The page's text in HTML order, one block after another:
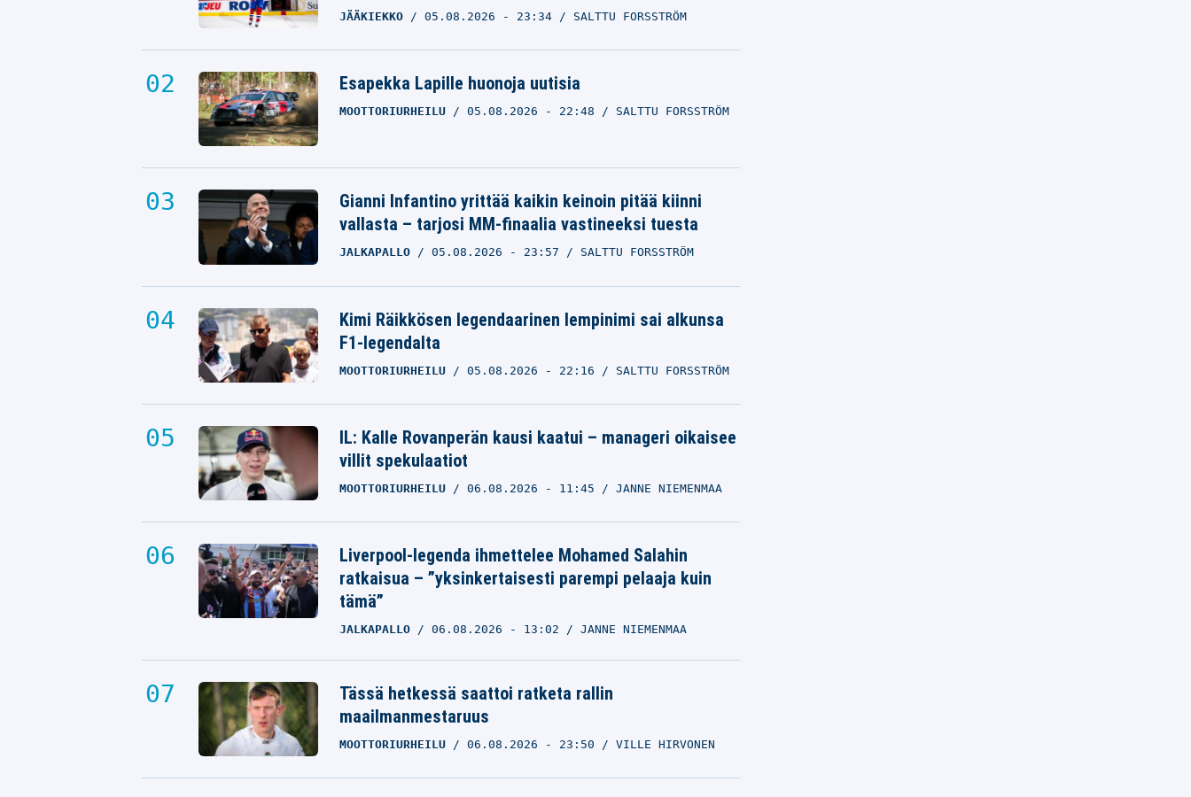
JÄÄKIEKKO 05.08.2026 - 23:34 SALTTU FORSSTRÖM
Esapekka Lapille huonoja uutisia
MOOTTORIURHEILU 05.08.2026 - 22:48 SALTTU FORSSTRÖM
Gianni Infantino yrittää kaikin keinoin pitää kiinni
vallasta – tarjosi MM-finaalia vastineeksi tuesta
JALKAPALLO 05.08.2026 - 23:57 SALTTU FORSSTRÖM
Kimi Räikkösen legendaarinen lempinimi sai alkunsa
F1-legendalta
MOOTTORIURHEILU 05.08.2026 - 22:16 SALTTU FORSSTRÖM
IL: Kalle Rovanperän kausi kaatui – manageri oikaisee
villit spekulaatiot
MOOTTORIURHEILU 06.08.2026 - 11:45 JANNE NIEMENMAA
Liverpool-legenda ihmettelee Mohamed Salahin
ratkaisua – ”yksinkertaisesti parempi pelaaja kuin
tämä”
JALKAPALLO 06.08.2026 - 13:02 JANNE NIEMENMAA
Tässä hetkessä saattoi ratketa rallin
maailmanmestaruus
MOOTTORIURHEILU 06.08.2026 - 23:50 VILLE HIRVONEN